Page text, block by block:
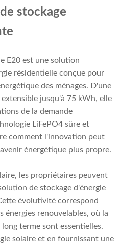
stockage
E20 est une solution
résidentielle conçue pour
des ménages. D'une
jusqu'à 75 kWh, elle
de la demande
LiFePO4 sûre et
comment l'innovation peut
énergétique plus propre.
les propriétaires peuvent
de stockage d'énergie
évolutivité correspond
renouvelables, où la
terme sont essentielles.
solaire et en fournissant une